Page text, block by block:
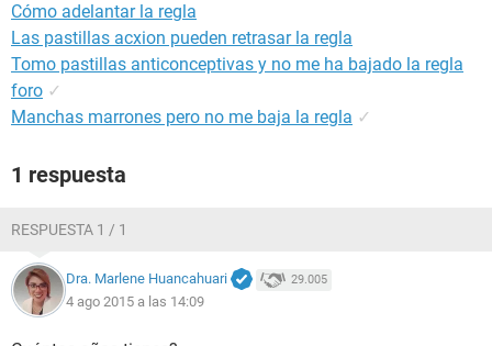
Cómo adelantar la regla
Las pastillas acxion pueden retrasar la regla
Tomo pastillas anticonceptivas y no me ha bajado la regla
foro ✓
Manchas marrones pero no me baja la regla ✓
1 respuesta
RESPUESTA 1 / 1
Dra. Marlene Huancahuari 29.005
4 ago 2015 a las 14:09